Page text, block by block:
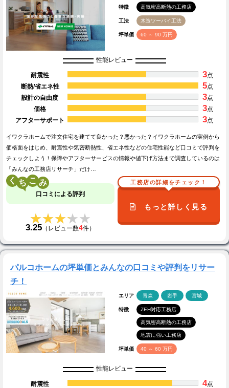
特徴 高気密高断熱の工務店
工法 木造ツーバイ工法
坪単価 60 ～ 90 万円
性能レビュー
耐震性 3点
断熱/省エネ性
5点
設計の自由度
3点
価格
3点
アフターサポート
3点
イワクラホームで注文住宅を建てて良かった？悪かった？イワクラホームの実例から
価格面をはじめ、耐震性や気密断熱性、省エネ性などの住宅性能など口コミで評判を
チェックしよう！保障やアフターサービスの情報や値下げ方法まで調査しているのは
「みんなの工務店リサーチ」だけ…
く こ
口コミによる評判
★★★★★
★★★★★
3.25 （レビュー数4件）
工務店の詳細をチェック！
もっと詳しく見る
パルコホームの坪単価とみんなの口コミや評判をリサー
チ！
エリア 青森 岩手 宮城
特徴 ZEH対応工務店
高気密高断熱の工務店
地震に強い工務店
坪単価 40 ～ 60 万円
性能レビュー
耐震性 4点